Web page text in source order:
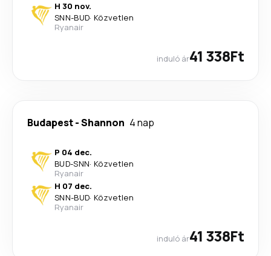
H 30 nov.
SNN-BUD· Közvetlen
Ryanair
induló ár41 338Ft
Budapest-Shannon 4 nap
P 04 dec.
BUD-SNN· Közvetlen
Ryanair
H 07 dec.
SNN-BUD· Közvetlen
Ryanair
induló ár41 338Ft